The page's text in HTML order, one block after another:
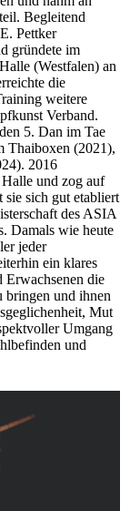
Begleitend
Pettker
gründete im
(Westfalen) an
die
weitere
Verband.
5. Dan im Tae
Thaiboxen (2021),
2016
und zog auf
sich gut etabliert
des ASIA
Damals wie heute
jeder
ein klares
die
bringen und ihnen
Mut
Umgang
und